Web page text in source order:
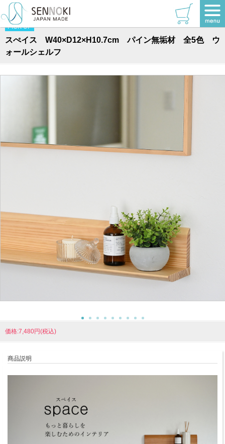
TOP >
PICK UP
スぺイス W40×D12×H10.7cm パイン無垢材 全5色 ウ
ォールシェルフ
価格:7,480円(税込)
商品説明